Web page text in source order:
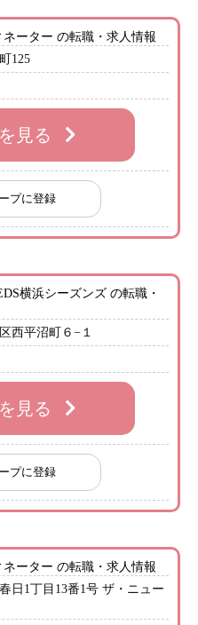
ネーター の転職・求人情報
125
見る
プに登録
横浜シーズンズ の転職・
西平沼町６−１
見る
プに登録
ネーター の転職・求人情報
日1丁目13番1号 ザ・ニュー